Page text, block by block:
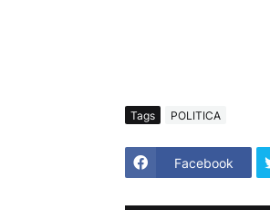
Tags POLITICA
Facebook